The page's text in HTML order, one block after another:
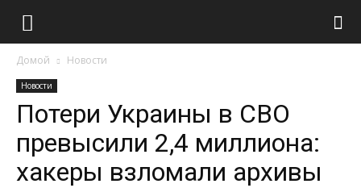
Домой Новости
Новости
Потери Украины в СВО
превысили 2,4 миллиона:
хакеры взломали архивы